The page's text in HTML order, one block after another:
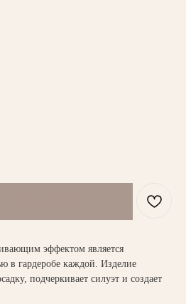
эффектом является
в гардеробе каждой. Изделие
подчеркивает силуэт и создает